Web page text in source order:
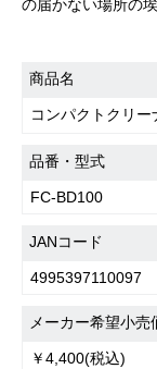
の届かない場所の
商品名
コンパクトクリー
品番・型式
FC-BD100
JANコード
4995397110097
メーカー希望小売
￥4,400(税込)